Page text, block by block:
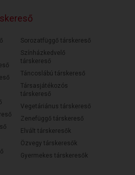
Sorozatfüggő társkereső
Színházkedvelő
társkereső
Táncoslábú társkereső
Társasjátékozós
társkereső
Vegetáriánus társkereső
Zenefüggő társkereső
Elvált társkeresők
Özvegy társkeresők
Gyermekes társkeresők